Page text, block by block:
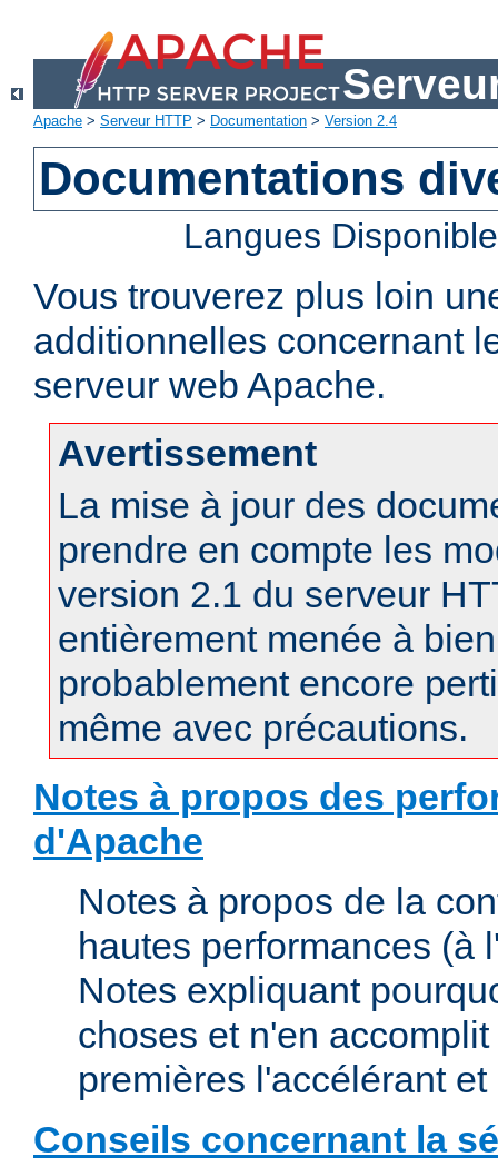
Apache > Serveur HTTP > Documentation > Version 2.4
Documentations
Langues
Vous trouverez plus loin
additionnelles concernant
serveur web Apache.
Avertissement
La mise à jour des
prendre en compte les
version 2.1 du serveur
entièrement menée à
probablement encore
même avec précautions.
Notes à propos des
d'Apache
Notes à propos de la
hautes performances (à
Notes expliquant
choses et n'en
premières l'accélérant
Conseils concernant la